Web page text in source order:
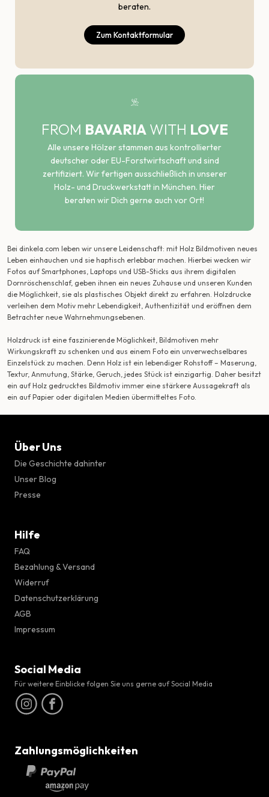
beraten.
Zum Kontaktformular
FROM BAVARIAWITH LOVE
Alle unsere Hölzer stammen aus kontrollierter
deutscher oder EU-Forstwirtschaft und sind
zertifiziert. Wir fertigen ausschließlich in unserer
Holz- und Druckwerkstatt in München. Hier
beraten wir Dich gerne auch vor Ort!
Bei dinkela.com leben wir unsere Leidenschaft: mit Holz Bildmotiven neues
Leben einhauchen und sie haptisch erlebbar machen. Hierbei wecken wir
Fotos auf Smartphones, Laptops und USB-Sticks aus ihrem digitalen
Dornröschenschlaf, geben ihnen ein neues Zuhause und unseren Kunden
die Möglichkeit, sie als plastisches Objekt direkt zu erfahren. Holzdrucke
verleihen dem Motiv mehr Lebendigkeit, Authentizität und eröffnen dem
Betrachter neue Wahrnehmungsebenen.
Holzdruck ist eine faszinierende Möglichkeit, Bildmotiven mehr
Wirkungskraft zu schenken und aus einem Foto ein unverwechselbares
Einzelstück zu machen. Denn Holz ist ein lebendiger Rohstoff – Maserung,
Textur, Anmutung, Stärke, Geruch, jedes Stück ist einzigartig. Daher besitzt
ein auf Holz gedrucktes Bildmotiv immer eine stärkere Aussagekraft als
ein auf Papier oder digitalen Medien übermitteltes Foto.
Über Uns
Die Geschichte dahinter
Unser Blog
Presse
Hilfe
FAQ
Bezahlung & Versand
Widerruf
Datenschutzerklärung
AGB
Impressum
Social Media
Für weitere Einblicke folgen Sie uns gerne auf Social Media
Zahlungsmöglichkeiten